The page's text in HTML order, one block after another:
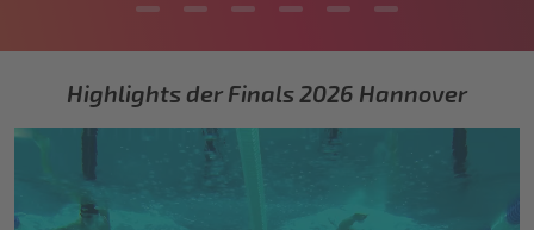
Highlights der Finals 2026 Hannover